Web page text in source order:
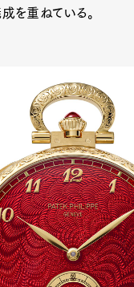
WatchFashion
ProductCulture
を重ねている。